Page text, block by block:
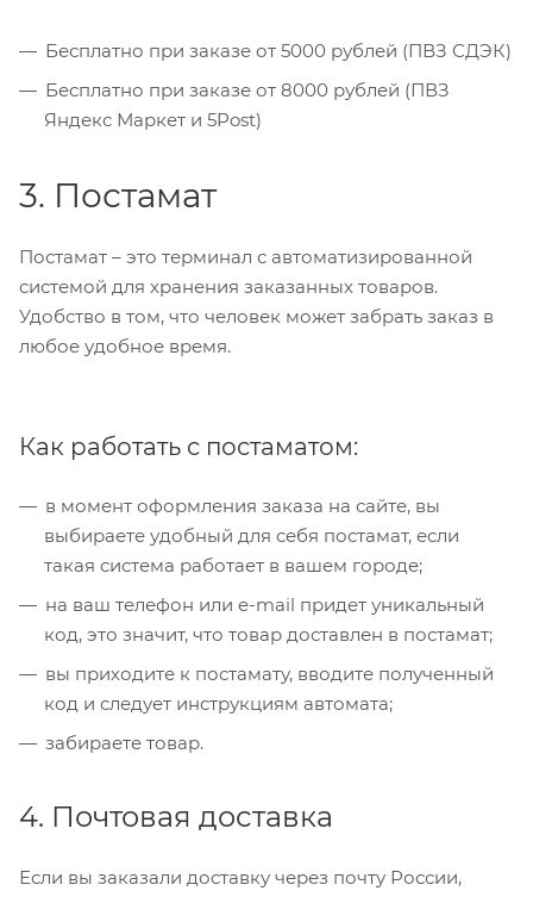
Бесплатно при заказе от 5000 рублей (ПВЗ СДЭК)
Бесплатно при заказе от 8000 рублей (ПВЗ
Яндекс Маркет и 5Post)
3. Постамат
Постамат – это терминал с автоматизированной
системой для хранения заказанных товаров.
Удобство в том, что человек может забрать заказ в
любое удобное время.
Как работать с постаматом:
в момент оформления заказа на сайте, вы
выбираете удобный для себя постамат, если
такая система работает в вашем городе;
на ваш телефон или e-mail придет уникальный
код, это значит, что товар доставлен в постамат;
вы приходите к постамату, вводите полученный
код и следует инструкциям автомата;
забираете товар.
4. Почтовая доставка
Если вы заказали доставку через почту России,